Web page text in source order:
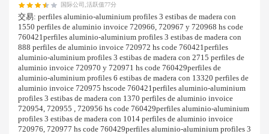
国际公司,活跃值77分
交易: perfiles aluminio-aluminium profiles 3 estibas de madera con
1550 perfiles de aluminio invoice 720966, 720967 y 720968 hs code
760421perfiles aluminio-aluminium profiles 3 estibas de madera con
888 perfiles de aluminio invoice 720972 hs code 760421perfiles
aluminio-aluminium profiles 3 estibas de madera con 2715 perfiles de
aluminio invoice 720970 y 720971 hs code 760429perfiles de
aluminio-aluminium profiles 6 estibas de madera con 13320 perfiles de
aluminio invoice 720975 hscode 760421perfiles aluminio-aluminium
profiles 3 estibas de madera con 1370 perfiles de aluminio invoice
720954, 720955 , 720956 hs code 760429perfiles aluminio-aluminium
profiles 3 estibas de madera con 1014 perfiles de aluminio invoice
720976, 720977 hs code 760429perfiles aluminio-aluminium profiles 3